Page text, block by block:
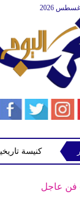
كنيسة تاريخية
فن عاجل